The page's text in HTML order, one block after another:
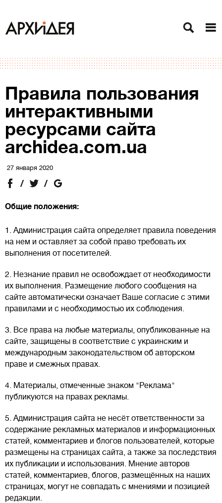
Правила пользования
интерактивными
ресурсами сайта
archidea.com.ua
27 января 2020
Общие положения:
1. Администрация сайта определяет правила поведения
на нем и оставляет за собой право требовать их
выполнения от посетителей.
2. Незнание правил не освобождает от необходимости
их выполнения. Размещение любого сообщения на
сайте автоматически означает Ваше согласие с этими
правилами и с необходимостью их соблюдения.
3. Все права на любые материалы, опубликованные на
сайте, защищены в соответствие с украинским и
международным законодательством об авторском
праве и смежных правах.
4. Материалы, отмеченные знаком "Реклама"
публикуются на правах рекламы.
5. Администрация сайта не несёт ответственности за
содержание рекламных материалов и информационных
статей, комментариев и блогов пользователей, которые
размещены на страницах сайта, а также за последствия
их публикации и использования. Мнение авторов
статей, комментариев, блогов, размещённых на наших
страницах, могут не совпадать с мнениями и позицией
редакции.